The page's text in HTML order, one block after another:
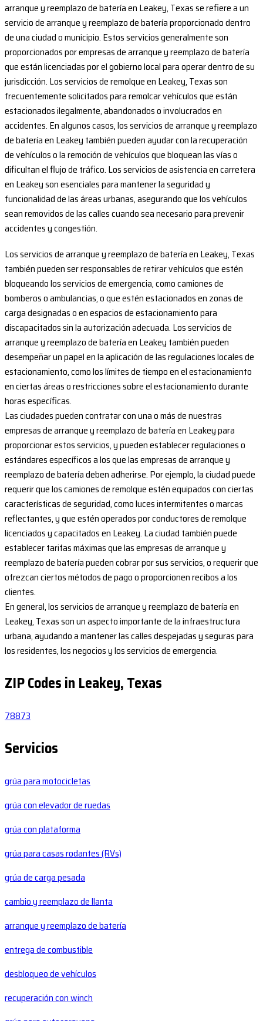
arranque y reemplazo de batería en Leakey, Texas se refiere a un
servicio de arranque y reemplazo de batería proporcionado dentro
de una ciudad o municipio. Estos servicios generalmente son
proporcionados por empresas de arranque y reemplazo de batería
que están licenciadas por el gobierno local para operar dentro de su
jurisdicción. Los servicios de remolque en Leakey, Texas son
frecuentemente solicitados para remolcar vehículos que están
estacionados ilegalmente, abandonados o involucrados en
accidentes. En algunos casos, los servicios de arranque y reemplazo
de batería en Leakey también pueden ayudar con la recuperación
de vehículos o la remoción de vehículos que bloquean las vías o
dificultan el flujo de tráfico. Los servicios de asistencia en carretera
en Leakey son esenciales para mantener la seguridad y
funcionalidad de las áreas urbanas, asegurando que los vehículos
sean removidos de las calles cuando sea necesario para prevenir
accidentes y congestión.
Los servicios de arranque y reemplazo de batería en Leakey, Texas
también pueden ser responsables de retirar vehículos que estén
bloqueando los servicios de emergencia, como camiones de
bomberos o ambulancias, o que estén estacionados en zonas de
carga designadas o en espacios de estacionamiento para
discapacitados sin la autorización adecuada. Los servicios de
arranque y reemplazo de batería en Leakey también pueden
desempeñar un papel en la aplicación de las regulaciones locales de
estacionamiento, como los límites de tiempo en el estacionamiento
en ciertas áreas o restricciones sobre el estacionamiento durante
horas específicas.
Las ciudades pueden contratar con una o más de nuestras
empresas de arranque y reemplazo de batería en Leakey para
proporcionar estos servicios, y pueden establecer regulaciones o
estándares específicos a los que las empresas de arranque y
reemplazo de batería deben adherirse. Por ejemplo, la ciudad puede
requerir que los camiones de remolque estén equipados con ciertas
características de seguridad, como luces intermitentes o marcas
reflectantes, y que estén operados por conductores de remolque
licenciados y capacitados en Leakey. La ciudad también puede
establecer tarifas máximas que las empresas de arranque y
reemplazo de batería pueden cobrar por sus servicios, o requerir que
ofrezcan ciertos métodos de pago o proporcionen recibos a los
clientes.
En general, los servicios de arranque y reemplazo de batería en
Leakey, Texas son un aspecto importante de la infraestructura
urbana, ayudando a mantener las calles despejadas y seguras para
los residentes, los negocios y los servicios de emergencia.
ZIP Codes in Leakey, Texas
78873
Servicios
grúa para motocicletas
grúa con elevador de ruedas
grúa con plataforma
grúa para casas rodantes (RVs)
grúa de carga pesada
cambio y reemplazo de llanta
arranque y reemplazo de batería
entrega de combustible
desbloqueo de vehículos
recuperación con winch